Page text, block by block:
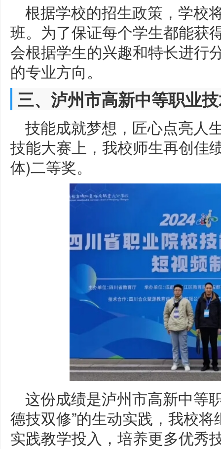
根据学校的招生政策，学校
班。为了保证每个学生都能获
会根据学生的兴趣和特长进行
的专业方向。
三、泸州市高新中等职业
技能成就梦想，匠心点亮人
技能大赛上，我校师生再创佳
体)二等奖。
这份成绩是泸州市高新中等
德技双修”的生动实践，我校
实践教学投入，培养更多优秀